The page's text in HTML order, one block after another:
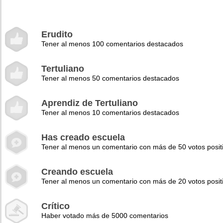
Erudito
Tener al menos 100 comentarios destacados
Tertuliano
Tener al menos 50 comentarios destacados
Aprendiz de Tertuliano
Tener al menos 10 comentarios destacados
Has creado escuela
Tener al menos un comentario con más de 50 votos
Creando escuela
Tener al menos un comentario con más de 20 votos
Crítico
Haber votado más de 5000 comentarios